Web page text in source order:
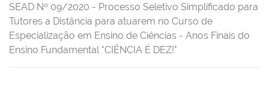
SEAD Nº 09/2020 - Processo Seletivo Simplificado para
Tutores a Distância para atuarem no Curso de
Especialização em Ensino de Ciências - Anos Finais do
Ensino Fundamental "CIÊNCIA É DEZ!"